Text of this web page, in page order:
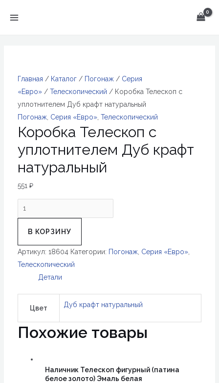
Главная / Каталог/ Погонаж / Серия
«Евро»/ Телескопический / Коробка Телескоп с
уплотнителем Дуб крафт натуральный
Погонаж Серия «Евро», Телескопический
Коробка Телескоп с
уплотнителем Дуб крафт
натуральный
551 ₽
Количество
товара
Коробка
с
уплотнителем
крафт
натуральный
В КОРЗИНУ
Артикул: 18604 Категории: Погонаж Серия «Евро»,
Телескопический
Детали
Цвет Дуб крафт натуральный
Похожие товары
Наличник Телескоп фигурный (патина
белое золото) Эмаль белая